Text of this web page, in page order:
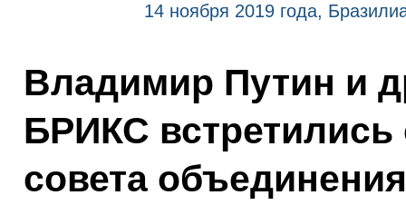
14 ноября 2019 года,
Владимир Путин и
БРИКС
совета